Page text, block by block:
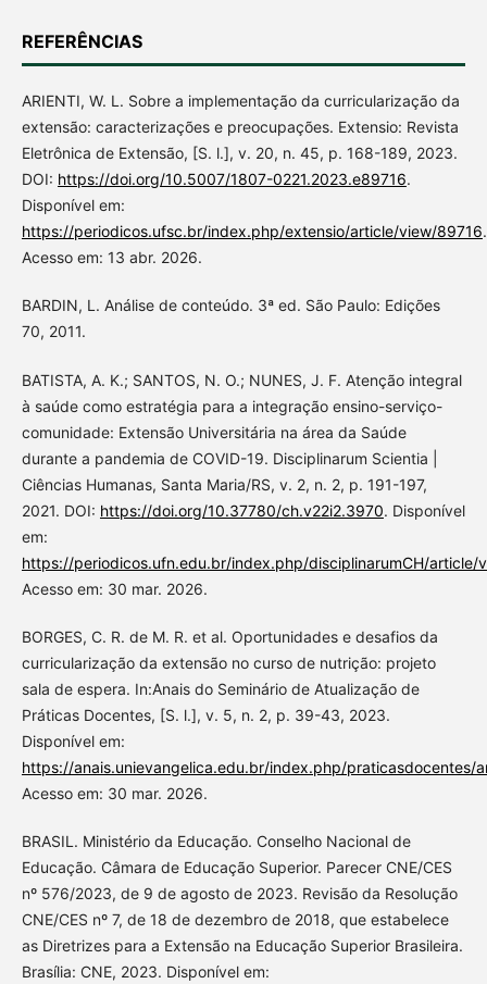
REFERÊNCIAS
ARIENTI, W. L. Sobre a implementação da curricularização da
extensão: caracterizações e preocupações. Extensio: Revista
Eletrônica de Extensão, [S. l.], v. 20, n. 45, p. 168-189, 2023.
DOI: https://doi.org/10.5007/1807-0221.2023.e89716.
Disponível em:
https://periodicos.ufsc.br/index.php/extensio/article/view/89716.
Acesso em: 13 abr. 2026.
BARDIN, L. Análise de conteúdo. 3ª ed. São Paulo: Edições
70, 2011.
BATISTA, A. K.; SANTOS, N. O.; NUNES, J. F. Atenção integral
à saúde como estratégia para a integração ensino-serviço-
comunidade: Extensão Universitária na área da Saúde
durante a pandemia de COVID-19. Disciplinarum Scientia |
Ciências Humanas, Santa Maria/RS, v. 2, n. 2, p. 191-197,
2021. DOI: https://doi.org/10.37780/ch.v22i2.3970. Disponível
em:
https://periodicos.ufn.edu.br/index.php/disciplinarumCH/article/
Acesso em: 30 mar. 2026.
BORGES, C. R. de M. R. et al. Oportunidades e desafios da
curricularização da extensão no curso de nutrição: projeto
sala de espera. In:Anais do Seminário de Atualização de
Práticas Docentes, [S. l.], v. 5, n. 2, p. 39-43, 2023.
Disponível em:
https://anais.unievangelica.edu.br/index.php/praticasdocentes/
Acesso em: 30 mar. 2026.
BRASIL. Ministério da Educação. Conselho Nacional de
Educação. Câmara de Educação Superior. Parecer CNE/CES
nº 576/2023, de 9 de agosto de 2023. Revisão da Resolução
CNE/CES nº 7, de 18 de dezembro de 2018, que estabelece
as Diretrizes para a Extensão na Educação Superior Brasileira.
Brasília: CNE, 2023. Disponível em: